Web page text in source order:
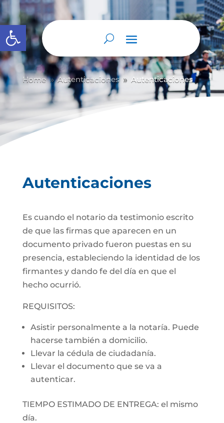
Abrir barra de herramientas
Home 9 Autenticaciones 9 Autenticaciones
Autenticaciones
Es cuando el notario da testimonio escrito
de que las firmas que aparecen en un
documento privado fueron puestas en su
presencia, estableciendo la identidad de los
firmantes y dando fe del día en que el
hecho ocurrió.
REQUISITOS:
Asistir personalmente a la notaría. Puede
hacerse también a domicilio.
Llevar la cédula de ciudadanía.
Llevar el documento que se va a
autenticar.
TIEMPO ESTIMADO DE ENTREGA: el mismo
día.